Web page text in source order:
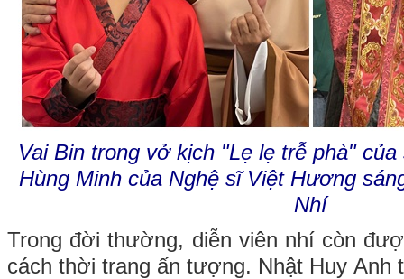
Vai Bin trong vở kịch "Lẹ lẹ trễ phà"
Hùng Minh của Nghệ sĩ Việt Hương
Nhí
Trong đời thường, diễn viên nhí còn
cách thời trang ấn tượng. Nhật Huy Anh